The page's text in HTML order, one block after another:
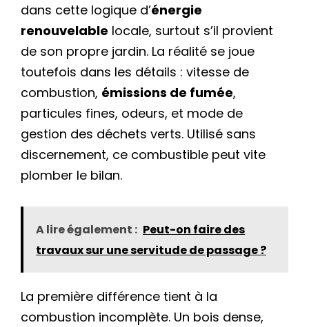
dans cette logique d’énergie
renouvelable locale, surtout s’il provient
de son propre jardin. La réalité se joue
toutefois dans les détails : vitesse de
combustion, émissions de fumée,
particules fines, odeurs, et mode de
gestion des déchets verts. Utilisé sans
discernement, ce combustible peut vite
plomber le bilan.
A lire également : Peut-on faire des
travaux sur une servitude de passage ?
La première différence tient à la
combustion incomplète. Un bois dense,